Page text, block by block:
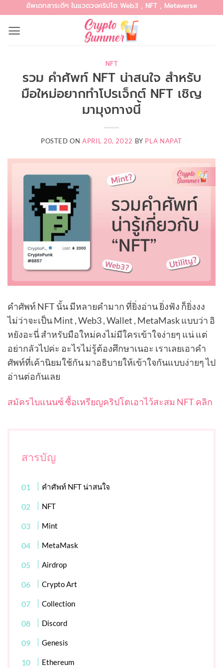
content
อัพเดทสาระดีๆ ในแวดวงคริปโต Web3 , NFT , Metaverse
NFT
รวม คำศัพท์ NFT น่าสนใจ สำหรับ
มือใหม่อยากทำโปรเจ็กต์ NFT เชิญ
มามุงทางนี้
POSTED ONAPRIL 20, 2022 BY PLA NAPAT
คำศัพท์ NFT นั้น มีหลายคำมาก ที่ยิ่งอ่าน ยิ่งฟัง ก็ยิ่งงง
ไม่ว่าจะเป็น Mint , Web3 , Wallet , MetaMask แบบว่า อิ
หยังอะนี่ สำหรับมือใหม่คงไม่มีใครเข้าใจง่ายๆ แน่ แต่
อย่ากลัวไปค่ะ อะไรไม่รู้ต้องศึกษาเนอะ เราเลยเอาคำ
ศัพท์ที่เค้านิยมใช้กัน มาอธิบายให้เข้าใจกันแบบง่ายๆ ไป
อ่านต่อกันเลย
สมัครไบแนนซ์ ซื้อเหรียญคริปโตเอาไว้สะสม NFT คลิก
สารบัญ
คำศัพท์ NFT น่าสนใจ
NFT
Mint
MetaMask
Airdrop
Crypto Art
Collection
Discord
Genesis
Ethereum